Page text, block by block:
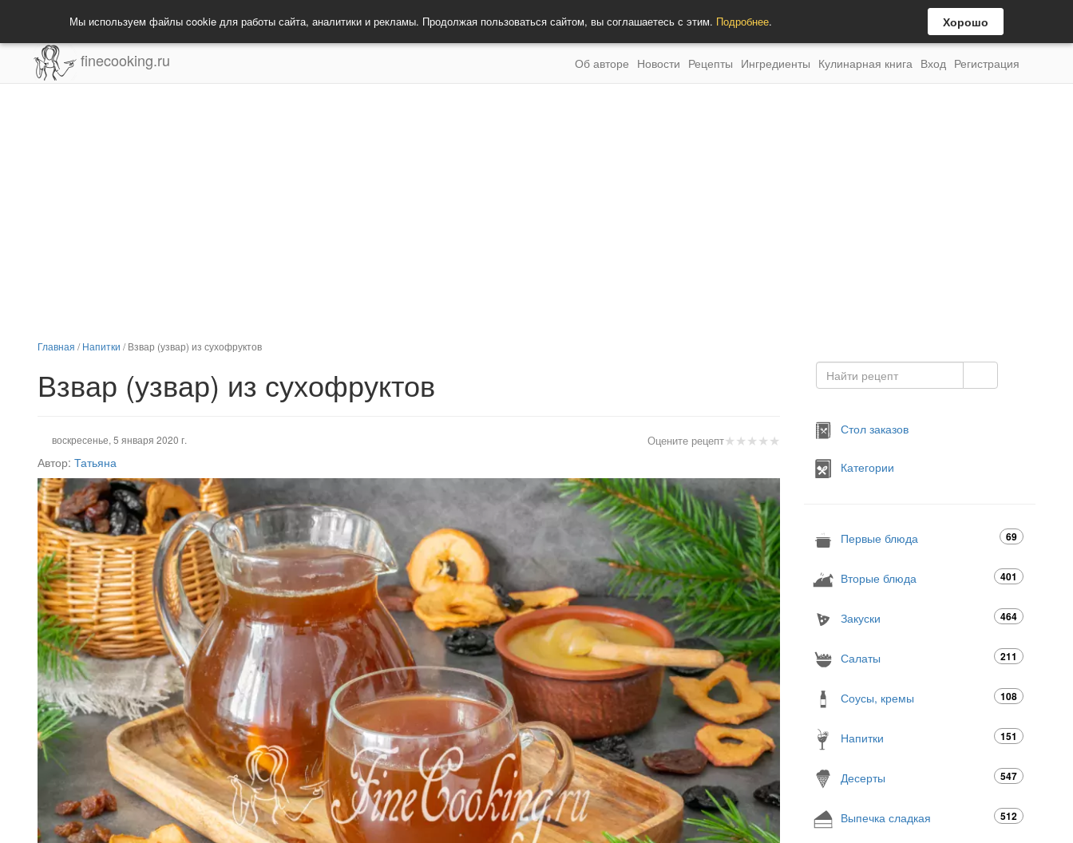
Мы используем файлы cookie для работы сайта, аналитики и рекламы. Продолжая пользоваться сайтом, вы соглашаетесь с этим. Подробнее. Хорошо
finecooking.ru Об авторе Новости Рецепты Ингредиенты Кулинарная книга Вход Регистрация
Главная /Напитки /Взвар (узвар) из сухофруктов
Взвар (узвар) из сухофруктов
★★★★★
Оцените рецепт
воскресенье, 5 января 2020 г.
Автор: Татьяна
Стол заказов
Категории
Первые блюда 69
Вторые блюда 401
Закуски 464
Салаты 211
Соусы, кремы 108
Напитки 151
Десерты 547
Выпечка сладкая 512